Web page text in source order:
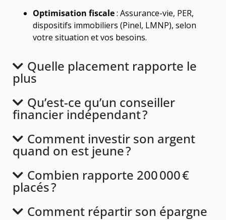
Optimisation fiscale: Assurance-vie, PER,
dispositifs immobiliers (Pinel, LMNP), selon
votre situation et vos besoins.
Quelle placement rapporte le
plus
Qu’est-ce qu’un conseiller
financier indépendant ?
Comment investir son argent
quand on est jeune ?
Combien rapporte 200 000 €
placés ?
Comment répartir son épargne